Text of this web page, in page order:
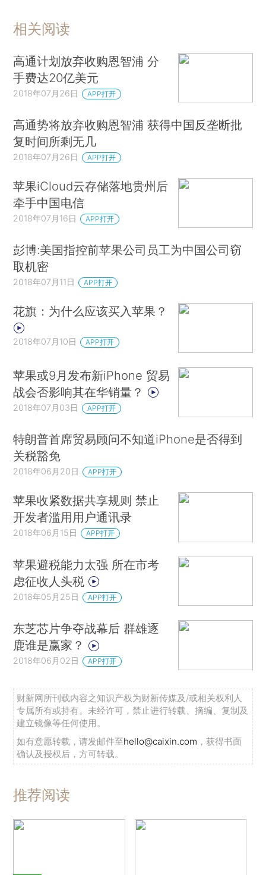
相关阅读
高通计划放弃收购恩智浦 分
手费达20亿美元
2018年07月26日 APP打开
高通势将放弃收购恩智浦 获得中国反垄断批
复时间所剩无几
2018年07月26日 APP打开
苹果iCloud云存储落地贵州后
牵手中国电信
2018年07月16日 APP打开
彭博:美国指控前苹果公司员工为中国公司窃
取机密
2018年07月11日 APP打开
花旗：为什么应该买入苹果？
2018年07月10日 APP打开
苹果或9月发布新iPhone 贸易
战会否影响其在华销量？
2018年07月03日 APP打开
特朗普首席贸易顾问不知道iPhone是否得到
关税豁免
2018年06月20日 APP打开
苹果收紧数据共享规则 禁止
开发者滥用用户通讯录
2018年06月15日 APP打开
苹果避税能力太强 所在市考
虑征收人头税
2018年05月25日 APP打开
东芝芯片争夺战幕后 群雄逐
鹿谁是赢家？
2018年06月02日 APP打开
财新网所刊载内容之知识产权为财新传媒及/或相关权利人
专属所有或持有。未经许可，禁止进行转载、摘编、复制及
建立镜像等任何使用。
如有意愿转载，请发邮件至hello@caixin.com ，获得书面
确认及授权后，方可转载。
推荐阅读